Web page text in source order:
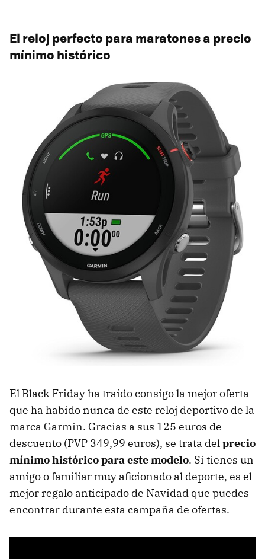
El reloj perfecto para maratones a precio
mínimo histórico
El Black Friday ha traído consigo la mejor oferta
que ha habido nunca de este reloj deportivo de la
marca Garmin. Gracias a sus 125 euros de
descuento (PVP 349,99 euros), se trata delprecio
mínimo histórico para este modelo. Si tienes un
amigo o familiar muy aficionado al deporte, es el
mejor regalo anticipado de Navidad que puedes
encontrar durante esta campaña de ofertas.